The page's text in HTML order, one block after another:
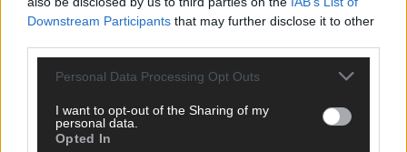
Downstream Participants that may further disclose it to other
Personal Data Processing Opt Outs
I want to opt-out of the Sharing of my
personal data.
Opted In